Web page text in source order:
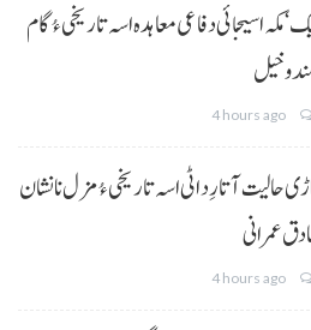
اسیجائی دفاعی معاہدہ اسہ تاریخی ءُ گام
4 hours ago
حالیت آتا رِد اٹی اسہ تاریخی ءُ مزل نا نشان
عمرانی
4 hours ago